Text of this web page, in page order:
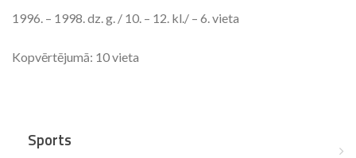
1996. – 1998. dz. g. / 10. – 12. kl./ – 6. vieta
Kopvērtējumā: 10 vieta
Sports